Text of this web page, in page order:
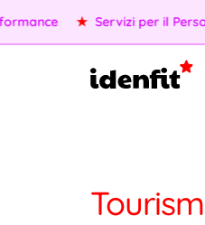
★ Servizi per il
Tourism